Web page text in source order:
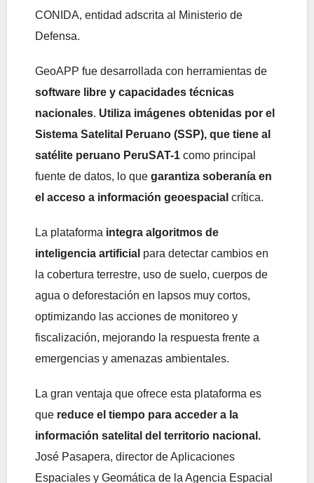
CONIDA, entidad adscrita al Ministerio de
Defensa.
GeoAPP fue desarrollada con herramientas de
software libre y capacidades técnicas
nacionales. Utiliza imágenes obtenidas por el
Sistema Satelital Peruano (SSP), que tiene al
satélite peruano PeruSAT-1 como principal
fuente de datos, lo que garantiza soberanía en
el acceso a información geoespacial crítica.
La plataforma integra algoritmos de
inteligencia artificial para detectar cambios en
la cobertura terrestre, uso de suelo, cuerpos de
agua o deforestación en lapsos muy cortos,
optimizando las acciones de monitoreo y
fiscalización, mejorando la respuesta frente a
emergencias y amenazas ambientales.
La gran ventaja que ofrece esta plataforma es
que reduce el tiempo para acceder a la
información satelital del territorio nacional.
José Pasapera, director de Aplicaciones
Espaciales y Geomática de la Agencia Espacial